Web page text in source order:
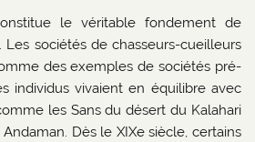
le véritable fondement de
Les sociétés de chasseurs-cueilleurs
des exemples de sociétés pré-
individus vivaient en équilibre avec
les Sans du désert du Kalahari
Dès le XIXe siècle, certains